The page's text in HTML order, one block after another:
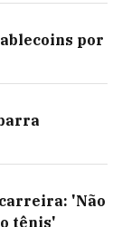
por
'Não
tênis'